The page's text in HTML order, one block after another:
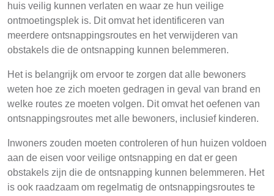
huis veilig kunnen verlaten en waar ze hun veilige
ontmoetingsplek is. Dit omvat het identificeren van
meerdere ontsnappingsroutes en het verwijderen van
obstakels die de ontsnapping kunnen belemmeren.
Het is belangrijk om ervoor te zorgen dat alle bewoners
weten hoe ze zich moeten gedragen in geval van brand en
welke routes ze moeten volgen. Dit omvat het oefenen van
ontsnappingsroutes met alle bewoners, inclusief kinderen.
Inwoners zouden moeten controleren of hun huizen voldoen
aan de eisen voor veilige ontsnapping en dat er geen
obstakels zijn die de ontsnapping kunnen belemmeren. Het
is ook raadzaam om regelmatig de ontsnappingsroutes te